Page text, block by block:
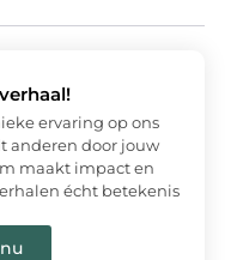
ervaring op ons
anderen door jouw
maakt impact en
écht betekenis